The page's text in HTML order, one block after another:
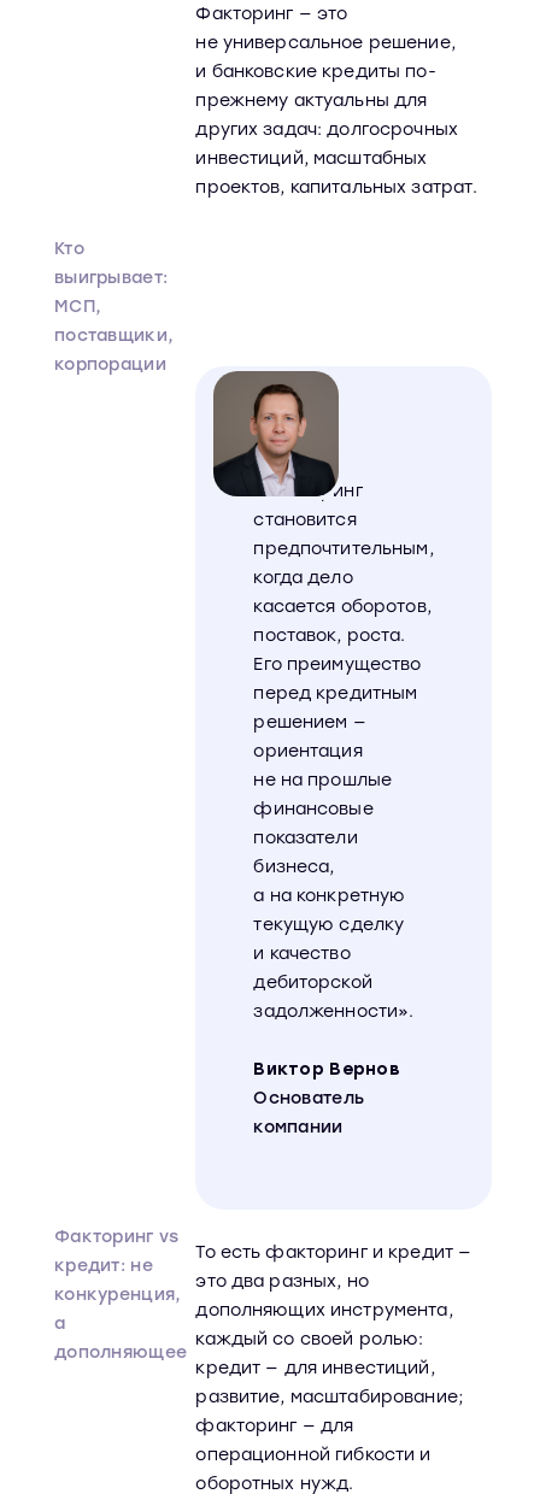
Кто
выигрывает:
МСП,
поставщики,
корпорации
Факторинг vs
кредит: не
конкуренция,
а
дополняющее
Факторинг — это
не универсальное решение,
и банковские кредиты по-
прежнему актуальны для
других задач: долгосрочных
инвестиций, масштабных
проектов, капитальных затрат.
«Факторинг
становится
предпочтительным,
когда дело
касается оборотов,
поставок, роста.
Его преимущество
перед кредитным
решением —
ориентация
не на прошлые
финансовые
показатели
бизнеса,
а на конкретную
текущую сделку
и качество
дебиторской
задолженности».
Виктор Вернов
Основатель
компании
То есть факторинг и кредит —
это два разных, но
дополняющих инструмента,
каждый со своей ролью:
кредит — для инвестиций,
развитие, масштабирование;
факторинг — для
операционной гибкости и
оборотных нужд.